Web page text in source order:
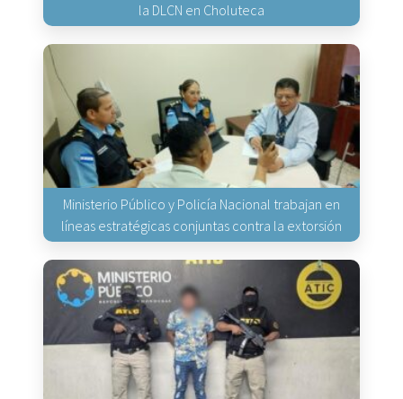
la DLCN en Choluteca
Ministerio Público y Policía Nacional trabajan en
líneas estratégicas conjuntas contra la extorsión